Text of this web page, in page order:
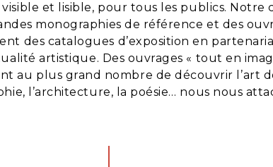
et lisible, pour tous les publics. Notre
monographies de référence et des
des catalogues d’exposition en
artistique. Des ouvrages « tout en
au plus grand nombre de découvrir l’art
l’architecture, la poésie… nous nous